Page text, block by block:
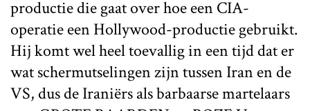
productie die gaat over hoe een CIA-
operatie een Hollywood-productie gebruikt.
Hij komt wel heel toevallig in een tijd dat er
wat schermutselingen zijn tussen Iran en de
VS, dus de Iraniërs als barbaarse martelaars